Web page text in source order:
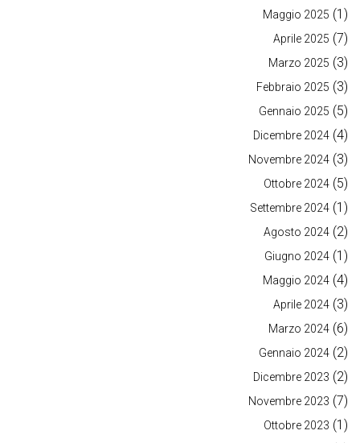
Maggio 2025 (1)
Aprile 2025 (7)
Marzo 2025 (3)
Febbraio 2025 (3)
Gennaio 2025 (5)
Dicembre 2024 (4)
Novembre 2024 (3)
Ottobre 2024 (5)
Settembre 2024 (1)
Agosto 2024 (2)
Giugno 2024 (1)
Maggio 2024 (4)
Aprile 2024 (3)
Marzo 2024 (6)
Gennaio 2024 (2)
Dicembre 2023 (2)
Novembre 2023 (7)
Ottobre 2023 (1)